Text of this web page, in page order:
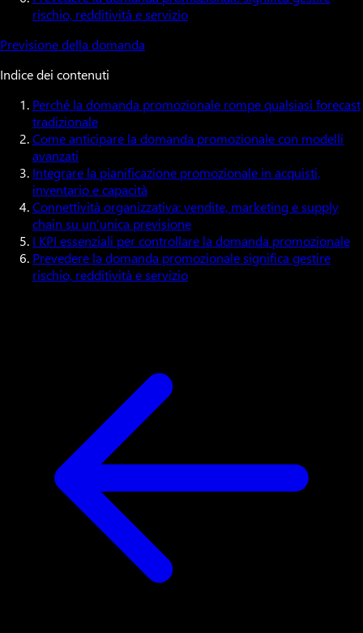
rischio, redditività e servizio
Previsione della domanda
Indice dei contenuti
Perché la domanda promozionale rompe qualsiasi forecast
tradizionale
Come anticipare la domanda promozionale con modelli
avanzati
Integrare la pianificazione promozionale in acquisti,
inventario e capacità
Connettività organizzativa: vendite, marketing e supply
chain su un’unica previsione
I KPI essenziali per controllare la domanda promozionale
Prevedere la domanda promozionale significa gestire
rischio, redditività e servizio